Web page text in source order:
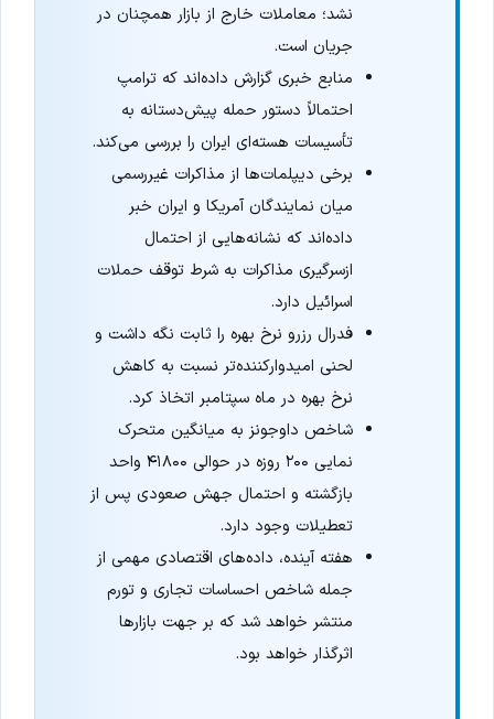
نشد؛ معاملات خارج از بازار همچنان در
جریان است.
منابع خبری گزارش داده‌اند که ترامپ
احتمالاً دستور حمله پیش‌دستانه به
تأسیسات هسته‌ای ایران را بررسی می‌کند.
برخی دیپلمات‌ها از مذاکرات غیررسمی
میان نمایندگان آمریکا و ایران خبر
داده‌اند که نشانه‌هایی از احتمال
ازسرگیری مذاکرات به شرط توقف حملات
اسرائیل دارد.
فدرال رزرو نرخ بهره را ثابت نگه داشت و
لحنی امیدوارکننده‌تر نسبت به کاهش
نرخ بهره در ماه سپتامبر اتخاذ کرد.
شاخص داوجونز به میانگین متحرک
نمایی ۲۰۰ روزه در حوالی ۴۱۸۰۰ واحد
بازگشته و احتمال جهش صعودی پس از
تعطیلات وجود دارد.
هفته آینده، داده‌های اقتصادی مهمی از
جمله شاخص احساسات تجاری و تورم
منتشر خواهد شد که بر جهت بازارها
اثرگذار خواهد بود.